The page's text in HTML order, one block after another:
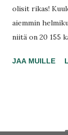
olisit rikas!
aiemmin
niitä on 20 155
hätätilini,
vieläkin.
JAA MUILLE